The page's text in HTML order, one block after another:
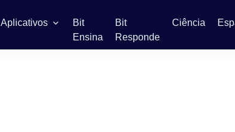
Aplicativos
Bit
Ensina
Bit
Responde
Ciência